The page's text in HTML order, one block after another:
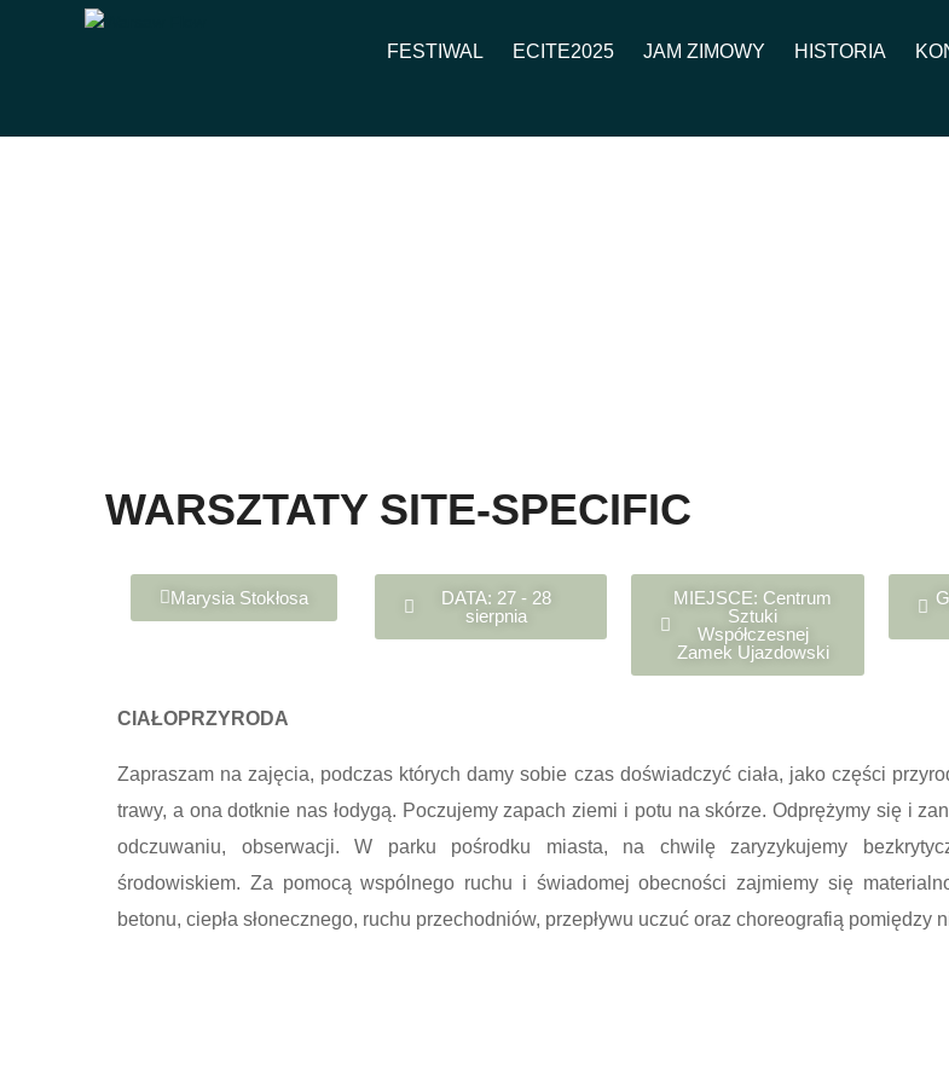
FESTIWAL ECITE2025 JAM ZIMOWY HISTORIA
WARSZTATY SITE-SPECIFIC
Marysia Stokłosa
DATA: 27 - 28
sierpnia
MIEJSCE: Centrum
Sztuki
Współczesnej
Zamek Ujazdowski
CIAŁOPRZYRODA
Zapraszam na zajęcia, podczas których damy sobie czas doświadczyć ciała, jako części
trawy, a ona dotknie nas łodygą. Poczujemy zapach ziemi i potu na skórze. Odprężymy się i
odczuwaniu, obserwacji. W parku pośrodku miasta, na chwilę zaryzykujemy
środowiskiem. Za pomocą wspólnego ruchu i świadomej obecności zajmiemy się
betonu, ciepła słonecznego, ruchu przechodniów, przepływu uczuć oraz choreografią pomiędzy